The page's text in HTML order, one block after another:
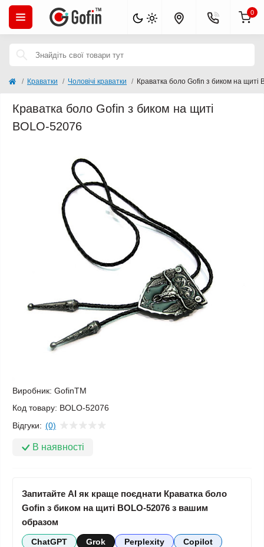
0
Краватки Чоловічі краватки Краватка боло Gofin з биком на щиті
Краватка боло Gofin з биком на щиті
BOLO-52076
Виробник: GofinTM
Код товару: BOLO-52076
Відгуки: (0)
В наявності
Запитайте AI як краще поєднати Краватка боло
Gofin з биком на щиті BOLO-52076 з вашим
образом
ChatGPT Grok Perplexity
Copilot